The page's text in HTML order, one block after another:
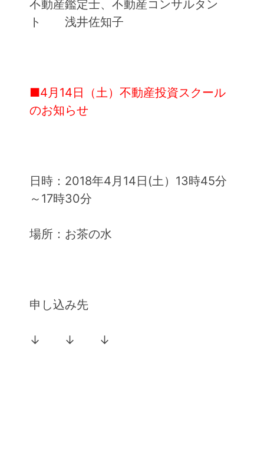
不動産鑑定士、不動産コンサルタン
ト 浅井佐知子
■4月14日（土）不動産投資スクール
のお知らせ
日時：2018年4月14日(土）13時45分
～17時30分
場所：お茶の水
申し込み先
↓ ↓ ↓